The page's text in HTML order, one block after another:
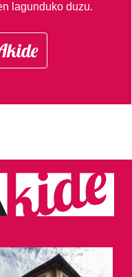
lagunduko duzu.